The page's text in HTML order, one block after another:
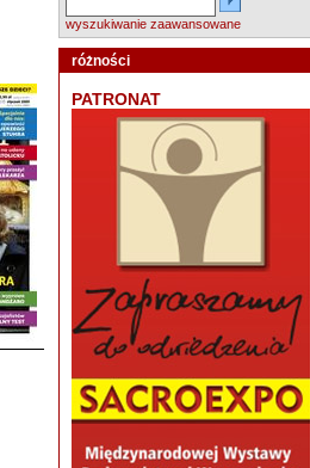
wyszukiwanie zaawansowane
różności
PATRONAT